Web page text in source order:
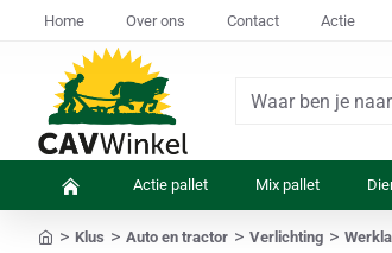
Home Over ons Contact Actie
Waar
op
Actie pallet Mix pallet
Klus Auto en tractor Verlichting